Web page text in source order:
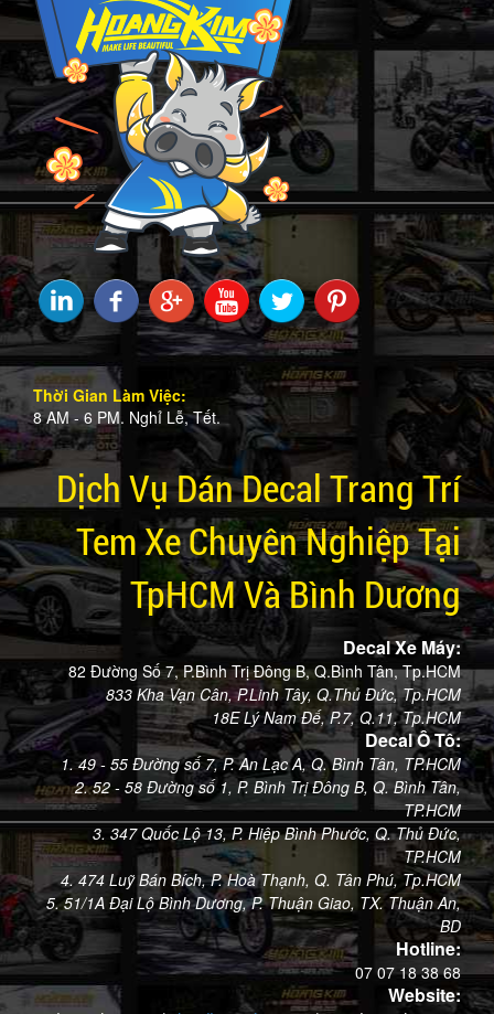
Thời Gian Làm Việc:
8 AM - 6 PM. Nghỉ Lễ, Tết.
Dịch Vụ Dán Decal Trang Trí
Tem Xe Chuyên Nghiệp Tại
TpHCM Và Bình Dương
Decal Xe Máy:
82 Đường Số 7, P.Bình Trị Đông B, Q.Bình Tân, Tp.HCM
833 Kha Vạn Cân, P.Linh Tây, Q.Thủ Đức, Tp.HCM
18E Lý Nam Đế, P.7, Q.11, Tp.HCM
Decal Ô Tô:
1. 49 - 55 Đường số 7, P. An Lạc A, Q. Bình Tân, TP.HCM
2. 52 - 58 Đường số 1, P. Bình Trị Đông B, Q. Bình Tân,
TP.HCM
3. 347 Quốc Lộ 13, P. Hiệp Bình Phước, Q. Thủ Đức,
TP.HCM
4. 474 Luỹ Bán Bích, P. Hoà Thạnh, Q. Tân Phú, Tp.HCM
5. 51/1A Đại Lộ Bình Dương, P. Thuận Giao, TX. Thuận An,
BD
Hotline:
07 07 18 38 68
Website: